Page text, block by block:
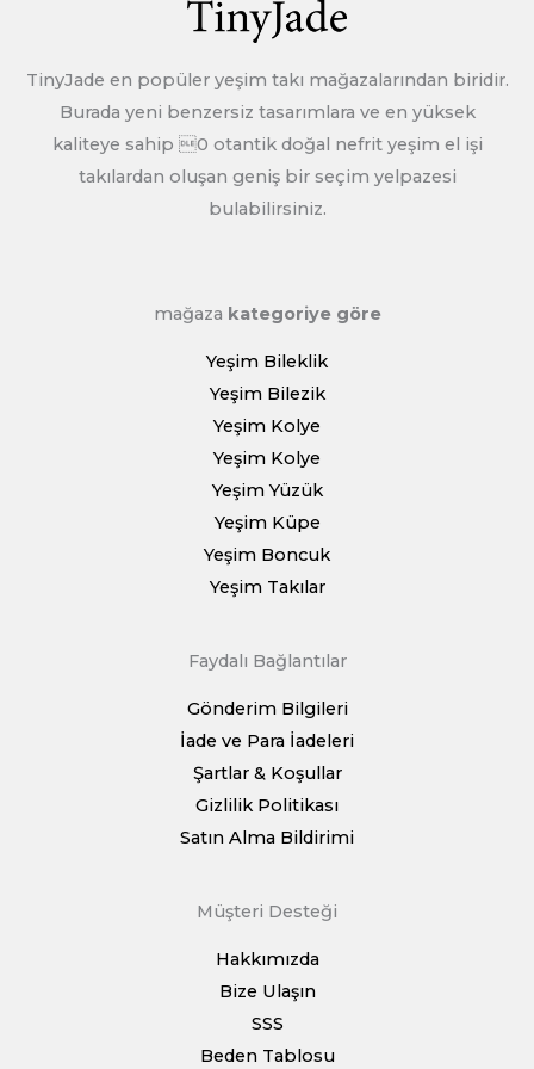
öğesinin sorumluluğunu üstleneceğiz.
Daha fazla iade ve geri ödeme, lütfen kontrol edin >>>
İade politikasi
TinyJade en popüler yeşim takı mağazalarından biridir.
Burada yeni benzersiz tasarımlara ve en yüksek
kaliteye sahip 0 otantik doğal nefrit yeşim el işi
takılardan oluşan geniş bir seçim yelpazesi
bulabilirsiniz.
mağaza kategoriye göre
Yeşim Bileklik
Yeşim Bilezik
Yeşim Kolye
Yeşim Kolye
Yeşim Yüzük
Yeşim Küpe
Yeşim Boncuk
Yeşim Takılar
Faydalı Bağlantılar
Gönderim Bilgileri
İade ve Para İadeleri
Şartlar & Koşullar
Gizlilik Politikası
Satın Alma Bildirimi
Müşteri Desteği
Hakkımızda
Bize Ulaşın
SSS
Beden Tablosu